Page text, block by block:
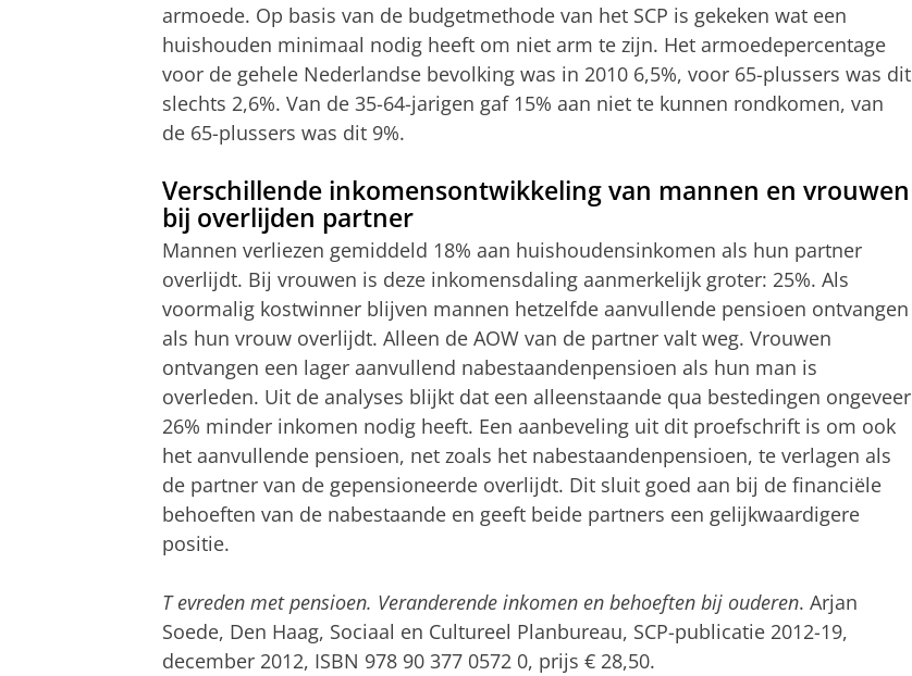
armoede. Op basis van de budgetmethode van het SCP is gekeken wat een
huishouden minimaal nodig heeft om niet arm te zijn. Het armoedepercentage
voor de gehele Nederlandse bevolking was in 2010 6,5%, voor 65-plussers was dit
slechts 2,6%. Van de 35-64-jarigen gaf 15% aan niet te kunnen rondkomen, van
de 65-plussers was dit 9%.
Verschillende inkomensontwikkeling van mannen en vrouwen
bij overlijden partner
Mannen verliezen gemiddeld 18% aan huishoudensinkomen als hun partner
overlijdt. Bij vrouwen is deze inkomensdaling aanmerkelijk groter: 25%. Als
voormalig kostwinner blijven mannen hetzelfde aanvullende pensioen ontvangen
als hun vrouw overlijdt. Alleen de AOW van de partner valt weg. Vrouwen
ontvangen een lager aanvullend nabestaandenpensioen als hun man is
overleden. Uit de analyses blijkt dat een alleenstaande qua bestedingen ongeveer
26% minder inkomen nodig heeft. Een aanbeveling uit dit proefschrift is om ook
het aanvullende pensioen, net zoals het nabestaandenpensioen, te verlagen als
de partner van de gepensioneerde overlijdt. Dit sluit goed aan bij de financiële
behoeften van de nabestaande en geeft beide partners een gelijkwaardigere
positie.
T evreden met pensioen. Veranderende inkomen en behoeften bij ouderen. Arjan
Soede, Den Haag, Sociaal en Cultureel Planbureau, SCP-publicatie 2012-19,
december 2012, ISBN 978 90 377 0572 0, prijs € 28,50.